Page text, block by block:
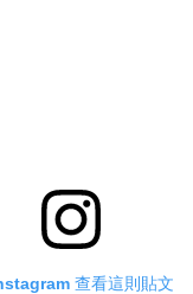
查看這則貼文